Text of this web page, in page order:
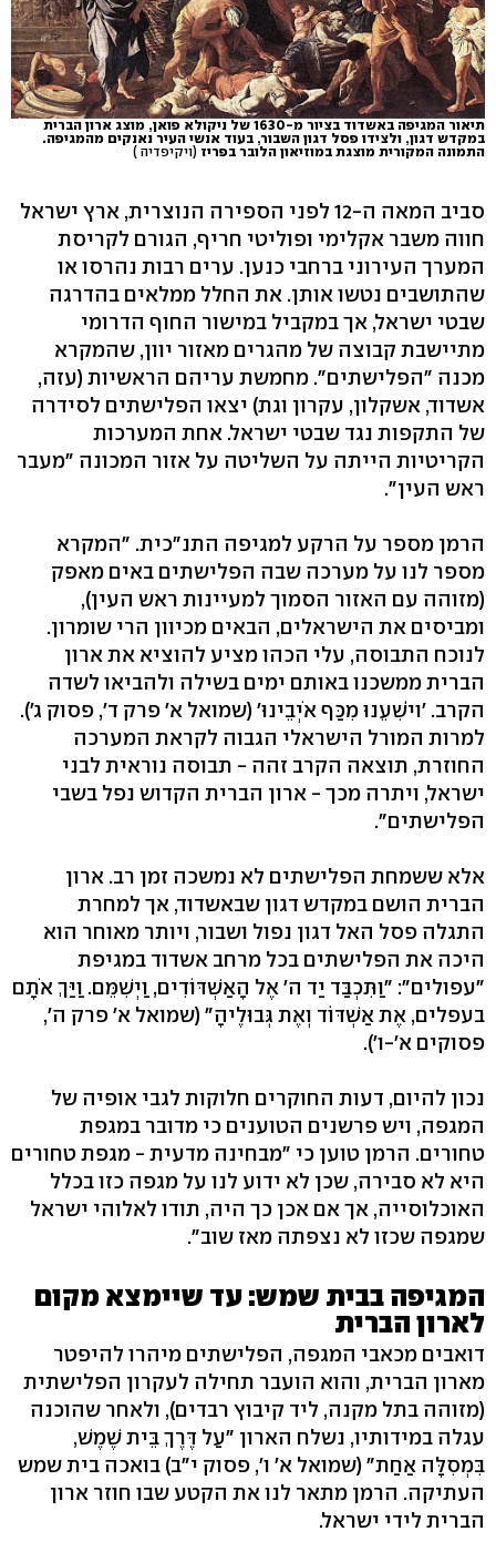
תיאור המגיפה באשדוד בציור מ-1630 של ניקולא פואן, מוצג ארון הברית
במקדש דגון, ולצידו פסל דגון השבור, בעוד אנשי העיר נאנקים מהמגיפה.
התמונה המקורית מוצגת במוזיאון הלובר בפריז (ויקיפדיה )
סביב המאה ה-12 לפני הספירה הנוצרית, ארץ ישראל
חווה משבר אקלימי ופוליטי חריף, הגורם לקריסת
המערך העירוני ברחבי כנען. ערים רבות נהרסו או
שהתושבים נטשו אותן. את החלל ממלאים בהדרגה
שבטי ישראל, אך במקביל במישור החוף הדרומי
מתיישבת קבוצה של מהגרים מאזור יוון, שהמקרא
מכנה "הפלישתים". מחמשת עריהם הראשיות (עזה,
אשדוד, אשקלון, עקרון וגת) יצאו הפלישתים לסידרה
של התקפות נגד שבטי ישראל. אחת המערכות
הקריטיות הייתה על השליטה על אזור המכונה "מעבר
ראש העין".
הרמן מספר על הרקע למגיפה התנ"כית. "המקרא
מספר לנו על מערכה שבה הפלישתים באים מאפק
(מזוהה עם האזור הסמוך למעיינות ראש העין),
ומביסים את הישראלים, הבאים מכיוון הרי שומרון.
לנוכח התבוסה, עלי הכהו מציע להוציא את ארון
הברית ממשכנו באותם ימים בשילה ולהביאו לשדה
הקרב. 'ויֹשִׁעֵנוּ מִכַּף אֹיְבֵינוּ' (שמואל א' פרק ד', פסוק ג').
למרות המורל הישראלי הגבוה לקראת המערכה
החוזרת, תוצאה הקרב זהה - תבוסה נוראית לבני
ישראל, ויתרה מכך - ארון הברית הקדוש נפל בשבי
הפלישתים".
אלא ששמחת הפלישתים לא נמשכה זמן רב. ארון
הברית הושם במקדש דגון שבאשדוד, אך למחרת
התגלה פסל האל דגון נפול ושבור, ויותר מאוחר הוא
היכה את הפלישתים בכל מרחב אשדוד במגיפת
"עפולים": "וַתִּכְבַּד יַד ה' אֶל הָאַשְׁדּוֹדִים, וַיְשִׁמֵּם. וַיַּךְ אֹתָם
בעפלים, אֶת אַשְׁדּוֹד וְאֶת גְּבוּלֶיהָ" (שמואל א' פרק ה',
פסוקים א'-ו').
נכון להיום, דעות החוקרים חלוקות לגבי אופיה של
המגפה, ויש פרשנים הטוענים כי מדובר במגפת
טחורים. הרמן טוען כי "מבחינה מדעית - מגפת טחורים
היא לא סבירה, שכן לא ידוע לנו על מגפה כזו בכלל
האוכלוסייה, אך אם אכן כך היה, תודו לאלוהי ישראל
שמגפה שכזו לא נצפתה מאז שוב".
המגיפה בבית שמש: עד שיימצא מקום
לארון הברית
דואבים מכאבי המגפה, הפלישתים מיהרו להיפטר
מארון הברית, והוא הועבר תחילה לעקרון הפלישתית
(מזוהה בתל מקנה, ליד קיבוץ רבדים), ולאחר שהוכנה
עגלה במידותיו, נשלח הארון "עַל דֶּרֶךְ בֵּית שֶׁמֶשׁ,
בִּמְסִלָּה אַחַת" (שמואל א' ו', פסוק י"ב) בואכה בית שמש
העתיקה. הרמן מתאר לנו את הקטע שבו חוזר ארון
הברית לידי ישראל.